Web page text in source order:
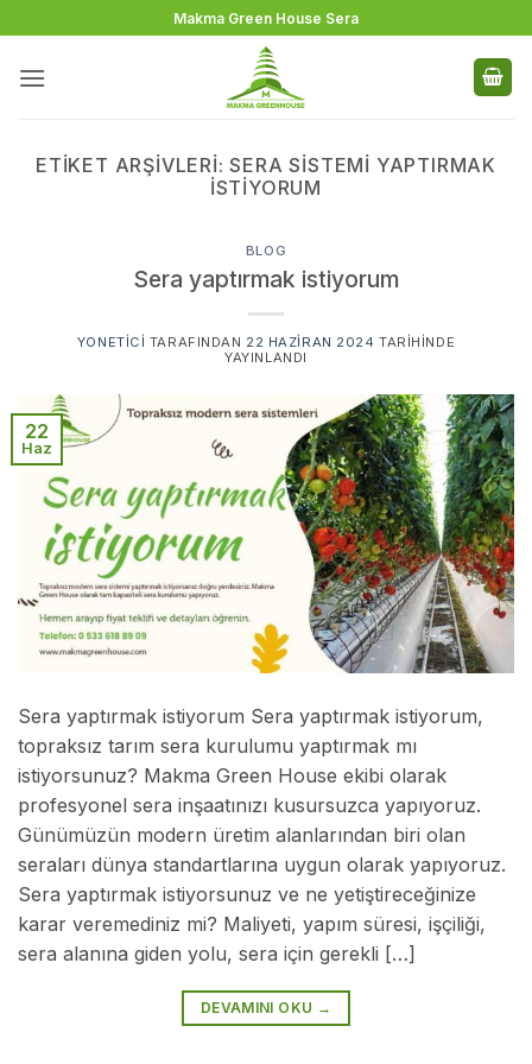
atla
Makma Green House Sera
ETIKET ARŞIVLERI:SERA SISTEMI YAPTIRMAK
ISTIYORUM
BLOG
Sera yaptırmak istiyorum
YONETICI TARAFINDAN 22 HAZIRAN 2024 TARIHINDE
YAYINLANDI
22
Haz
Sera yaptırmak istiyorum Sera yaptırmak istiyorum,
topraksız tarım sera kurulumu yaptırmak mı
istiyorsunuz? Makma Green House ekibi olarak
profesyonel sera inşaatınızı kusursuzca yapıyoruz.
Günümüzün modern üretim alanlarından biri olan
seraları dünya standartlarına uygun olarak yapıyoruz.
Sera yaptırmak istiyorsunuz ve ne yetiştireceğinize
karar veremediniz mi? Maliyeti, yapım süresi, işçiliği,
sera alanına giden yolu, sera için gerekli […]
DEVAMINI OKU →